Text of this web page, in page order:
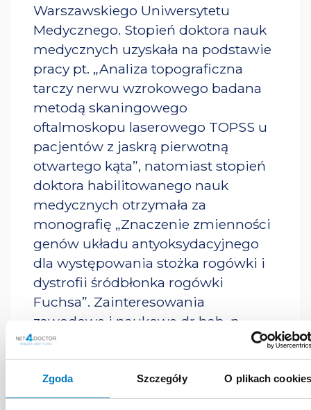
Zgoda Szczegóły O plikach
Warszawskiego Uniwersytetu
Medycznego. Stopień doktora nauk
medycznych uzyskała na podstawie
pracy pt. „Analiza topograficzna
tarczy nerwu wzrokowego badana
metodą skaningowego
oftalmoskopu laserowego TOPSS u
pacjentów z jaskrą pierwotną
otwartego kąta”, natomiast stopień
doktora habilitowanego nauk
medycznych otrzymała za
monografię „Znaczenie zmienności
genów układu antyoksydacyjnego
dla występowania stożka rogówki i
dystrofii śródbłonka rogówki
Fuchsa”. Zainteresowania
zawodowe i naukowe dr hab. n.
med. Anny Kamińskiej wiążą się z
leczeniem operacyjnym zaćmy,
jaskry oraz transplantacji rogówki.
Jest członkiem Polskiego